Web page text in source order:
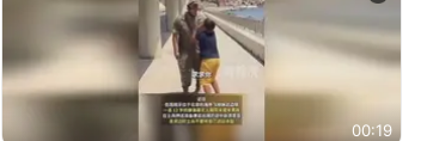
00:19